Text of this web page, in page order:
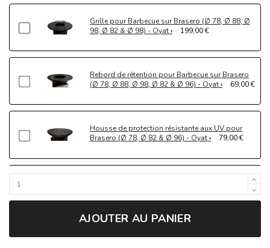
Grille pour Barbecue sur Brasero (Ø 78, Ø 88, Ø
98, Ø 82 & Ø 98) - Oyat
199,00 €
Rebord de rétention pour Barbecue sur Brasero
(Ø 78, Ø 88, Ø 98, Ø 82 & Ø 96) - Oyat
69,00 €
Housse de protection résistante aux UV pour
Brasero (Ø 78, Ø 82 & Ø 96) - Oyat
79,00 €
Étouffoir en acier noir pour Brasero (Ø 78, Ø 88, Ø
Ensemble Asado pour Barbecue sur Brasero (Ø
AJOUTER AU PANIER